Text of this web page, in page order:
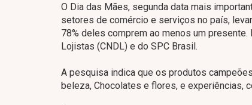
O Dia das Mães, segunda data mais
setores de comércio e serviços no país,
78% deles comprem ao menos um
Lojistas (CNDL) e do SPC Brasil.
A pesquisa indica que os produtos
beleza, Chocolates e flores, e experiências,